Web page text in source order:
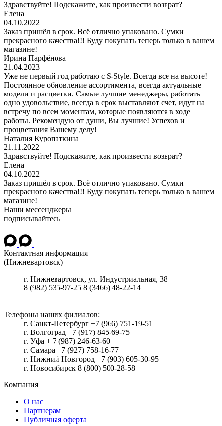
Здравствуйте! Подскажите, как произвести возврат?
Елена
04.10.2022
Заказ пришёл в срок. Всё отлично упаковано. Сумки
прекрасного качества!!! Буду покупать теперь только в вашем
магазине!
Ирина Парфёнова
21.04.2023
Уже не первый год работаю с S-Style. Всегда все на высоте!
Постоянное обновление ассортимента, всегда актуальные
модели и расцветки. Самые лучшие менеджеры, работать
одно удовольствие, всегда в срок выставляют счет, идут на
встречу по всем моментам, которые появляются в ходе
работы. Рекомендую от души, Вы лучшие! Успехов и
процветания Вашему делу!
Наталия Куропаткина
21.11.2022
Здравствуйте! Подскажите, как произвести возврат?
Елена
04.10.2022
Заказ пришёл в срок. Всё отлично упаковано. Сумки
прекрасного качества!!! Буду покупать теперь только в вашем
магазине!
Наши мессенджеры
подписывайтесь
Контактная информация
(Нижневартовск)
г. Нижневартовск, ул. Индустриальная, 38
8 (982) 535-97-25 8 (3466) 48-22-14
Телефоны наших филиалов:
г. Санкт-Петербург +7 (966) 751-19-51
г. Волгоград +7 (917) 845-69-75
г. Уфа + 7 (987) 246-63-60
г. Самара +7 (927) 758-16-77
г. Нижний Новгород +7 (903) 605-30-95
г. Новосибирск 8 (800) 500-28-58
Компания
О нас
Партнерам
Публичная оферта